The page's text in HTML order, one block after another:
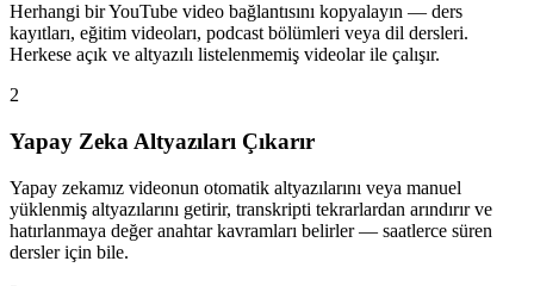
Herhangi bir YouTube video bağlantısını kopyalayın — ders
kayıtları, eğitim videoları, podcast bölümleri veya dil dersleri.
Herkese açık ve altyazılı listelenmemiş videolar ile çalışır.
2
Yapay Zeka Altyazıları Çıkarır
Yapay zekamız videonun otomatik altyazılarını veya manuel
yüklenmiş altyazılarını getirir, transkripti tekrarlardan arındırır ve
hatırlanmaya değer anahtar kavramları belirler — saatlerce süren
dersler için bile.